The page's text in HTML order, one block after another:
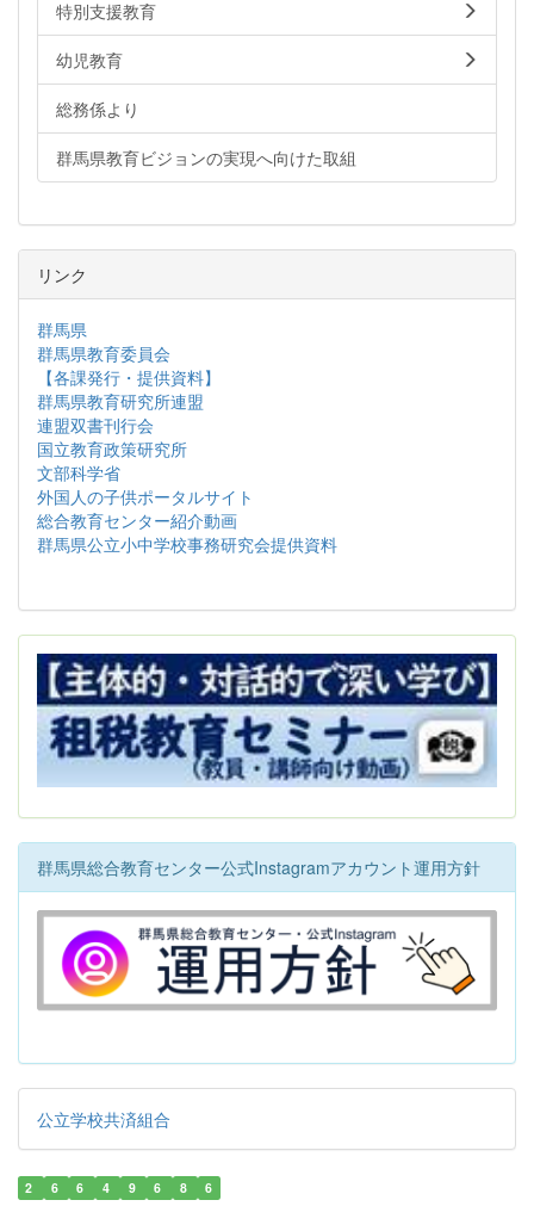
特別支援教育
幼児教育
総務係より
群馬県教育ビジョンの実現へ向けた取組
リンク
群馬県
群馬県教育委員会
【各課発行・提供資料】
群馬県教育研究所連盟
連盟双書刊行会
国立教育政策研究所
文部科学省
外国人の子供ポータルサイト
総合教育センター紹介動画
群馬県公立小中学校事務研究会提供資料
群馬県総合教育センター公式Instagramアカウント運用方針
公立学校共済組合
2 6 6 4 9 6 8 6